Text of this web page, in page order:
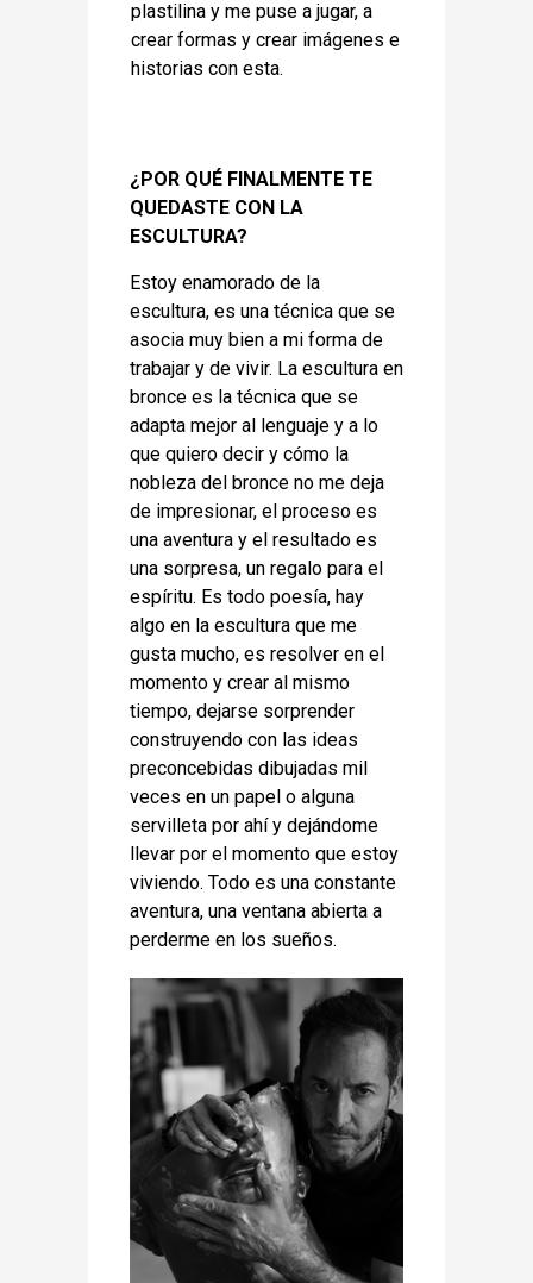
plastilina y me puse a jugar, a
crear formas y crear imágenes e
historias con esta.
¿POR QUÉ FINALMENTE TE
QUEDASTE CON LA
ESCULTURA?
Estoy enamorado de la
escultura, es una técnica que se
asocia muy bien a mi forma de
trabajar y de vivir. La escultura en
bronce es la técnica que se
adapta mejor al lenguaje y a lo
que quiero decir y cómo la
nobleza del bronce no me deja
de impresionar, el proceso es
una aventura y el resultado es
una sorpresa, un regalo para el
espíritu. Es todo poesía, hay
algo en la escultura que me
gusta mucho, es resolver en el
momento y crear al mismo
tiempo, dejarse sorprender
construyendo con las ideas
preconcebidas dibujadas mil
veces en un papel o alguna
servilleta por ahí y dejándome
llevar por el momento que estoy
viviendo. Todo es una constante
aventura, una ventana abierta a
perderme en los sueños.